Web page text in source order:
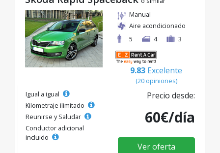
seleccionada, con tarifas excelentes desde solo
26€/día.
Manual
Aire acondicionado
5
4 3
9.83 Excelente
(20 opiniones)
Igual a igual
Kilometraje ilimitado
Reunirse y Saludar
Conductor adicional
incluido
Precio desde:
60€/día
Ver oferta